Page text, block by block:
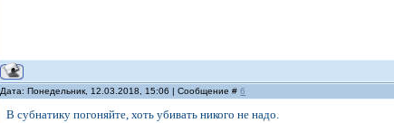
Дата: Понедельник, 12.03.2018, 15:06 | Сообщение #6
В субнатику погоняйте, хоть убивать никого не надо.